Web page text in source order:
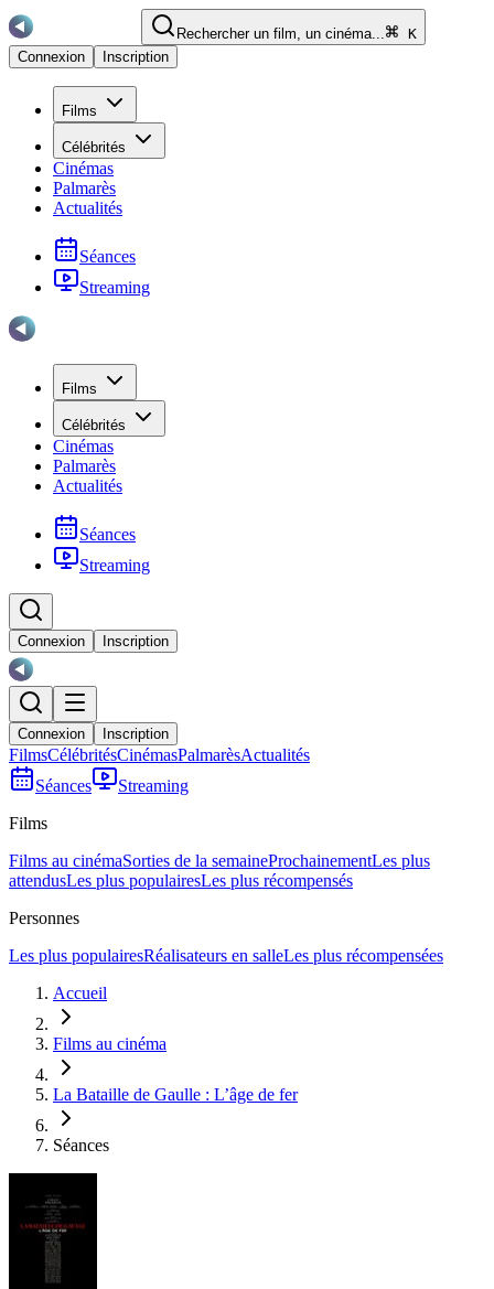
Rechercher un film, un cinéma...
K
Connexion
Inscription
Films
Célébrités
Cinémas
Palmarès
Actualités
Séances
Streaming
Films
Célébrités
Cinémas
Palmarès
Actualités
Séances
Streaming
Connexion Inscription
Connexion Inscription
FilmsCélébritésCinémasPalmarèsActualités
Séances
Streaming
Films
Films au cinémaSorties de la semaineProchainementLes plus
attendusLes plus populairesLes plus récompensés
Personnes
Les plus populairesRéalisateurs en salleLes plus récompensées
Accueil
Films au cinéma
La Bataille de Gaulle : L’âge de fer
Séances